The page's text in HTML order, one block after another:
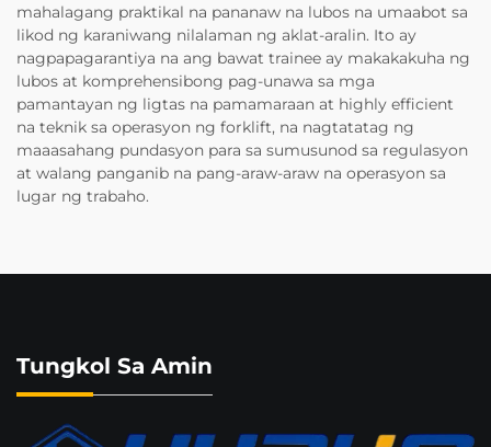
mahalagang praktikal na pananaw na lubos na umaabot sa
likod ng karaniwang nilalaman ng aklat-aralin. Ito ay
nagpapagarantiya na ang bawat trainee ay makakakuha ng
lubos at komprehensibong pag-unawa sa mga
pamantayan ng ligtas na pamamaraan at highly efficient
na teknik sa operasyon ng forklift, na nagtatatag ng
maaasahang pundasyon para sa sumusunod sa regulasyon
at walang panganib na pang-araw-araw na operasyon sa
lugar ng trabaho.
Tungkol Sa Amin